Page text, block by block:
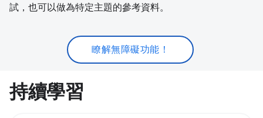
試，也可以做為特定主題的參考資料。
瞭解無障礙功能！
持續學習